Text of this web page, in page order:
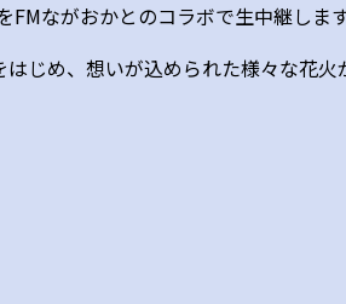
ながおかとのコラボで生中継しま
じめ、想いが込められた様々な花